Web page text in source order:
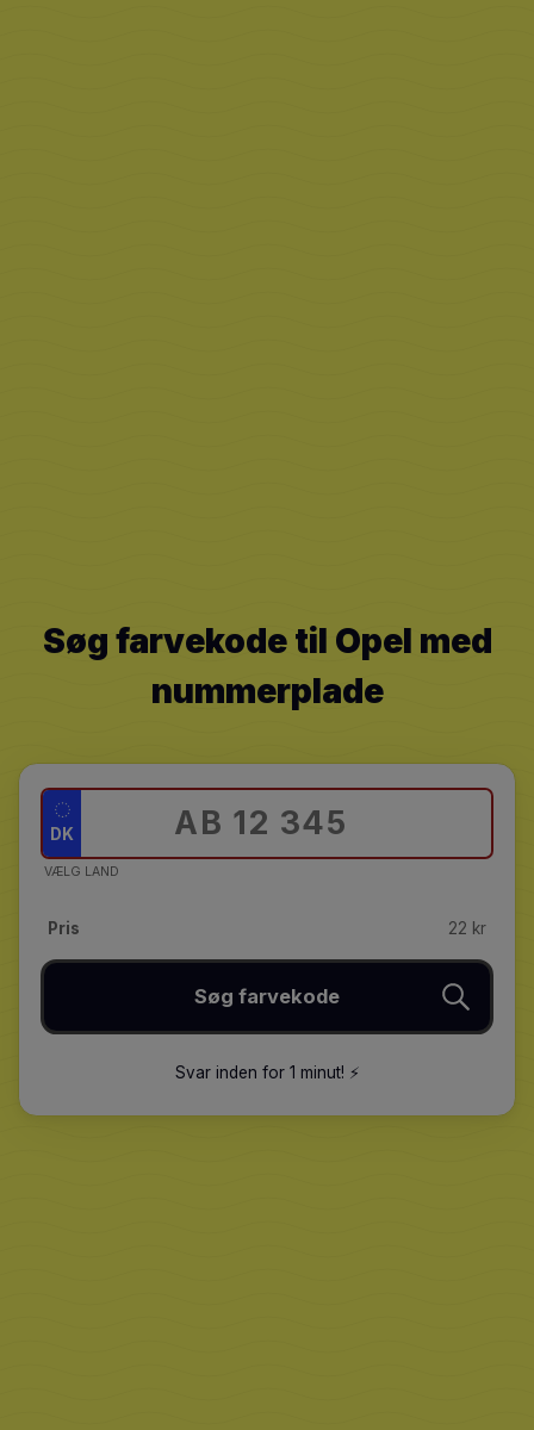
Søg farvekode til Opel med
nummerplade
DK
VÆLG LAND
Pris 22 kr
Søg farvekode
Svar inden for 1 minut! ⚡️